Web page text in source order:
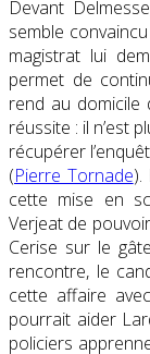
Devant
semble
magistrat lui
permet de
rend au
réussite : il n’est
récupérer
(Pierre Tornade).
cette mise en
Verjeat de
Cerise sur le
rencontre, le
cette affaire
pourrait aider
policiers